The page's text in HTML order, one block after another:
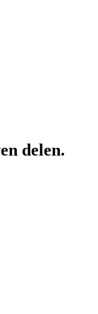
delen.